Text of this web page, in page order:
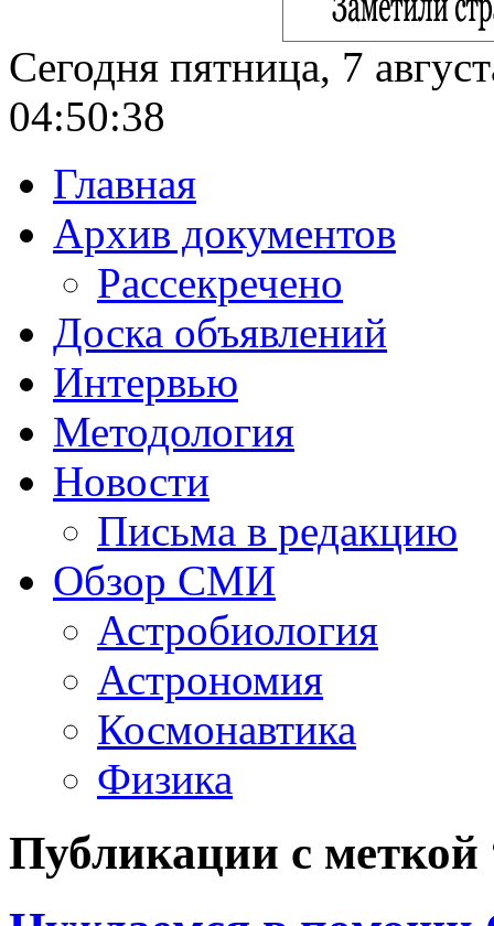
Сегодня пятница, 7
04:50:39
Главная
Архив документов
Рассекречено
Доска объявлений
Интервью
Методология
Новости
Письма в редакцию
Обзор СМИ
Астробиология
Астрономия
Космонавтика
Физика
Публикации с меткой